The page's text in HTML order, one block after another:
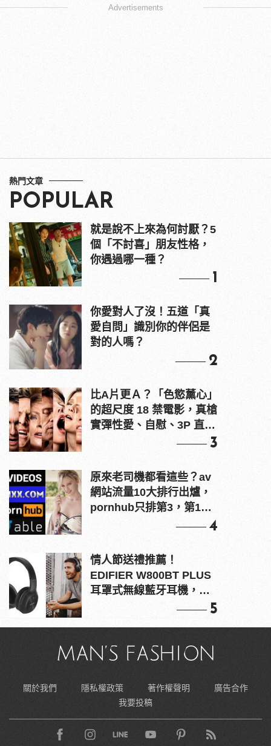
Advertisements
熱門文章
POPULAR
就是說不上來為何討厭？5
個「不討喜」朋友性格，
你遇過哪一種？
1
你愛對人了沒！五道「真
愛自問」識別你的伴侶是
對的人嗎？
2
比A片更Ａ？「色慾薰心」
的超尺度 18 禁電影，真槍
實彈性愛、自慰、3P 直接
3
原來老司機都看這些？av
網站流量10大排行出爐，
pornhub只排第3，第1名
4
情人節送禮推薦！
EDIFIER W800BT PLUS
耳罩式無線藍牙耳機，在
5
關於我們 隱私權政策 著作權聲明
廣告合作
我要投稿